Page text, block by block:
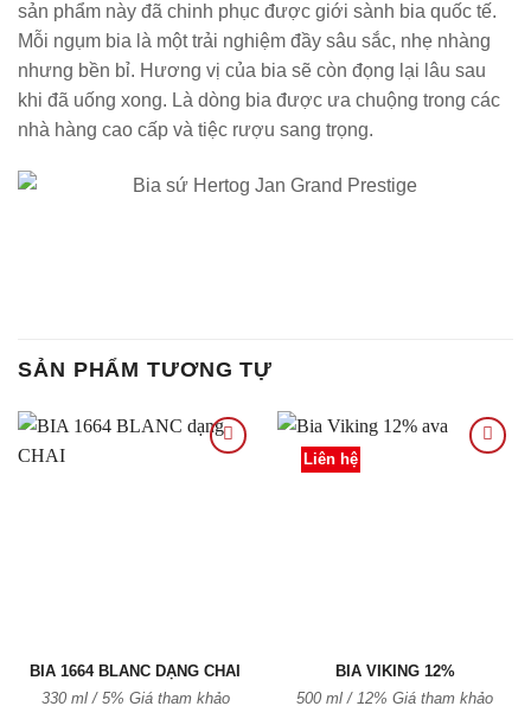
sản phẩm này đã chinh phục được giới sành bia quốc tế.
Mỗi ngụm bia là một trải nghiệm đầy sâu sắc, nhẹ nhàng
nhưng bền bỉ. Hương vị của bia sẽ còn đọng lại lâu sau
khi đã uống xong. Là dòng bia được ưa chuộng trong các
nhà hàng cao cấp và tiệc rượu sang trọng.
SẢN PHẨM TƯƠNG TỰ
BIA 1664 BLANC DẠNG CHAI
330 ml / 5% Giá tham khảo
Liên hệ
BIA VIKING 12%
500 ml / 12% Giá tham khảo